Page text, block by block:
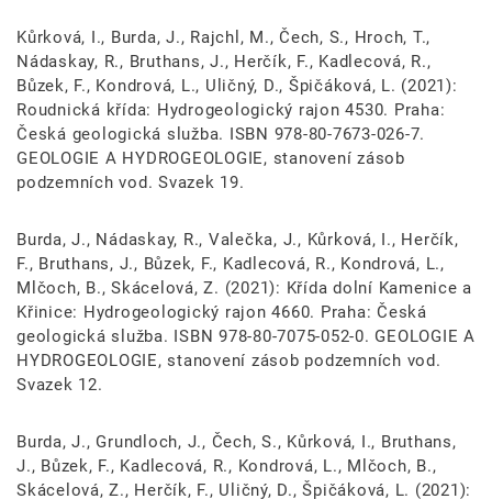
Kůrková, I., Burda, J., Rajchl, M., Čech, S., Hroch, T.,
Nádaskay, R., Bruthans, J., Herčík, F., Kadlecová, R.,
Bůzek, F., Kondrová, L., Uličný, D., Špičáková, L. (2021):
Roudnická křída: Hydrogeologický rajon 4530. Praha:
Česká geologická služba. ISBN 978-80-7673-026-7.
GEOLOGIE A HYDROGEOLOGIE, stanovení zásob
podzemních vod. Svazek 19.
Burda, J., Nádaskay, R., Valečka, J., Kůrková, I., Herčík,
F., Bruthans, J., Bůzek, F., Kadlecová, R., Kondrová, L.,
Mlčoch, B., Skácelová, Z. (2021): Křída dolní Kamenice a
Křinice: Hydrogeologický rajon 4660. Praha: Česká
geologická služba. ISBN 978-80-7075-052-0. GEOLOGIE A
HYDROGEOLOGIE, stanovení zásob podzemních vod.
Svazek 12.
Burda, J., Grundloch, J., Čech, S., Kůrková, I., Bruthans,
J., Bůzek, F., Kadlecová, R., Kondrová, L., Mlčoch, B.,
Skácelová, Z., Herčík, F., Uličný, D., Špičáková, L. (2021):